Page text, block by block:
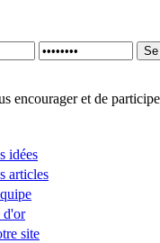
encourager et de
idées
articles
d'or
site